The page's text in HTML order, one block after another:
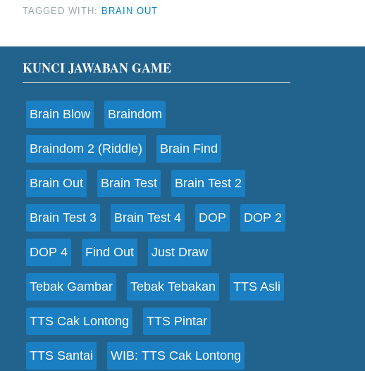
TAGGED WITH: BRAIN OUT
Footer
KUNCI JAWABAN GAME
Brain Blow Braindom
Braindom 2 (Riddle) Brain Find
Brain Out Brain Test Brain Test 2
Brain Test 3 Brain Test 4 DOP DOP 2
DOP 4 Find Out Just Draw
Tebak Gambar Tebak Tebakan TTS Asli
TTS Cak Lontong TTS Pintar
TTS Santai WIB: TTS Cak Lontong